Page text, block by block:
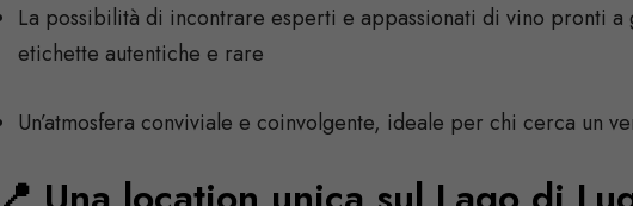
La possibilità di incontrare esperti e appassionati di vino pronti a
etichette autentiche e rare
Un’atmosfera conviviale e coinvolgente, ideale per chi cerca un